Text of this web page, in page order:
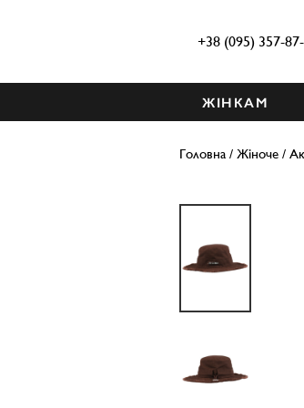
+38 (095) 357-
ЖІНКАМ
Головна / Жіноче /